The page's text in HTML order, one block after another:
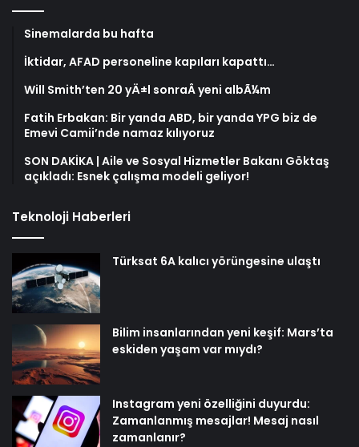
Sinemalarda bu hafta
İktidar, AFAD personeline kapıları kapattı…
Will Smith’ten 20 yÄ±l sonraÂ yeni albÃ¼m
Fatih Erbakan: Bir yanda ABD, bir yanda YPG biz de
Emevi Camii’nde namaz kılıyoruz
SON DAKİKA | Aile ve Sosyal Hizmetler Bakanı Göktaş
açıkladı: Esnek çalışma modeli geliyor!
Teknoloji Haberleri
Türksat 6A kalıcı yörüngesine ulaştı
Bilim insanlarından yeni keşif: Mars’ta
eskiden yaşam var mıydı?
Instagram yeni özelliğini duyurdu:
Zamanlanmış mesajlar! Mesaj nasıl
zamanlanır?